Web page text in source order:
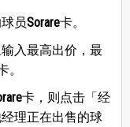
员Sorare卡。
入最高出价，最
。
卡，则点击「经
理正在出售的球